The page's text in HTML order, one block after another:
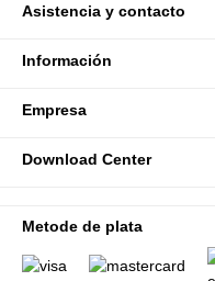
Asistencia y contacto
Información
Empresa
Download Center
Metode de plata